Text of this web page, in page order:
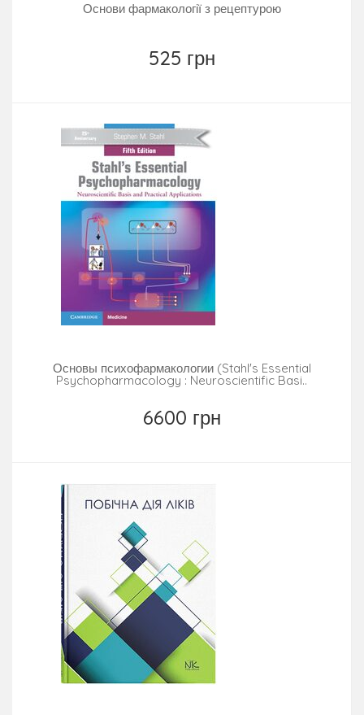
Основи фармакології з рецептурою
525 грн
Основы психофармакологии (Stahl's Essential
Psychopharmacology : Neuroscientific Basi..
6600 грн